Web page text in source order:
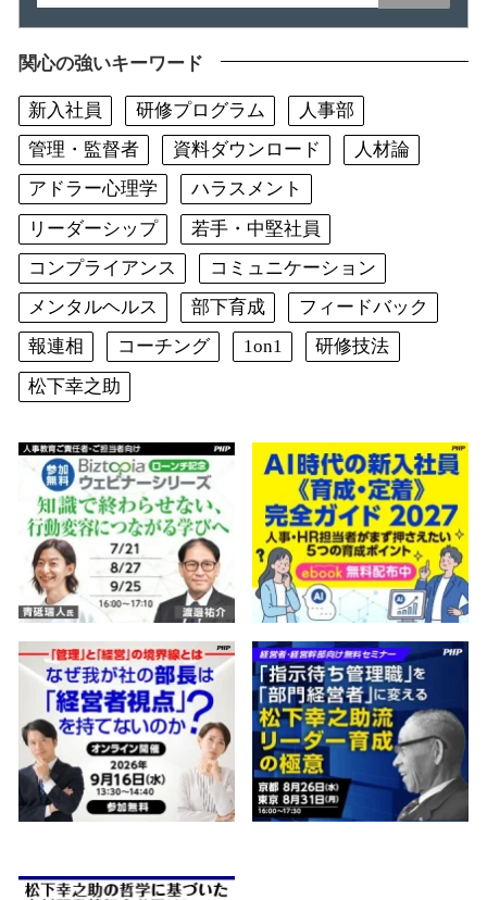
関心の強いキーワード
新入社員 研修プログラム
人事部
管理・監督者
資料ダウンロード
人材論
アドラー心理学
ハラスメント
リーダーシップ
若手・中堅社員
コンプライアンス
コミュニケーション
メンタルヘルス
部下育成
フィードバック
報連相
コーチング 1on1
研修技法
松下幸之助